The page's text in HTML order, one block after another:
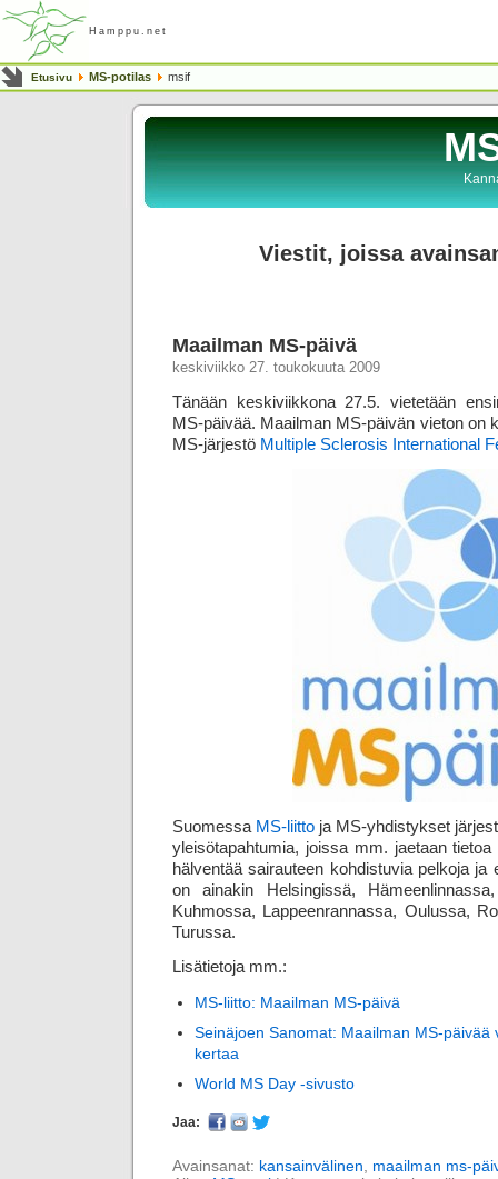
Hamppu.net
Etusivu MS-potilas msif
Viestit, joissa
Maailman MS-päivä
keskiviikko 27. toukokuuta 2009
Tänään keskiviikkona 27.5. vietetään
MS-päivää. Maailman MS-päivän vieton on
MS-järjestö Multiple Sclerosis International
Suomessa MS-liitto ja MS-yhdistykset
yleisö­tapahtumia, joissa mm. jaetaan
hälventää sairauteen kohdistuvia pelkoja ja
on ainakin Helsingissä,
Kuhmossa, Lappeenrannassa, Oulussa,
Turussa.
Lisätietoja mm.:
MS-liitto: Maailman MS-päivä
Seinäjoen Sanomat: Maailman MS-päivää
kertaa
World MS Day -sivusto
Jaa:
Avainsanat: kansainvälinen
maailman ms-